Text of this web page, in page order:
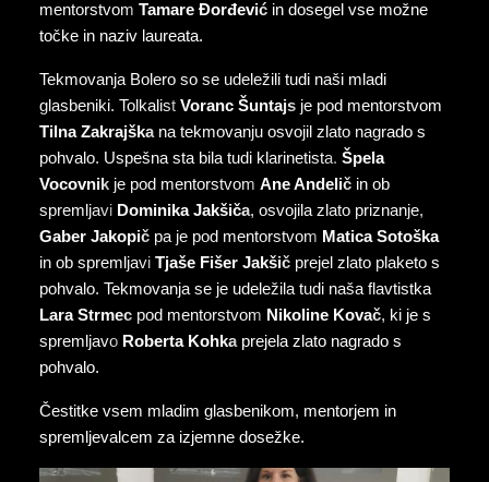
mentorstvom Tamare Đorđević in dosegel vse možne
točke in naziv laureata.
Tekmovanja Bolero so se udeležili tudi naši mladi
glasbeniki. Tolkalist Voranc Šuntajsje pod mentorstvom
Tilna Zakrajškana tekmovanju osvojil zlato nagrado s
pohvalo. Uspešna sta bila tudi klarinetista. Špela
Vocovnikje pod mentorstvom Ane Andeličin ob
spremljavi Dominika Jakšiča, osvojila zlato priznanje,
Gaber Jakopičpa je pod mentorstvom Matica Sotoška
in ob spremljavi Tjaše Fišer Jakšičprejel zlato plaketo s
pohvalo. Tekmovanja se je udeležila tudi naša flavtistka
Lara Strmecpod mentorstvom Nikoline Kovač, ki je s
spremljavo Roberta Kohkaprejela zlato nagrado s
pohvalo.
Čestitke vsem mladim glasbenikom, mentorjem in
spremljevalcem za izjemne dosežke.